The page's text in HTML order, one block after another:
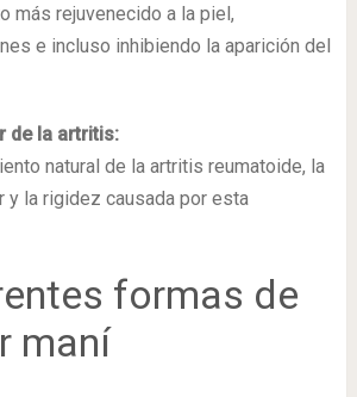
más rejuvenecido a la piel,
e incluso inhibiendo la aparición del
de la artritis:
natural de la artritis reumatoide, la
y la rigidez causada por esta
formas de
maní